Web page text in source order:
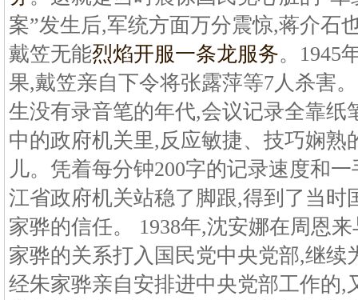
案”发生后,军统方面万分震惊,蒋介石
戴笠无能烈焰开服一条龙服务。1945
果,戴笠亲自下令将张露萍等7人杀害
生没有录音笔的年代,会议记录全靠纸
中的政府机关里,反应敏捷、技巧娴熟
儿。凭着每分钟200字的记录速度和
江省政府机关站稳了脚跟,得到了当时
家骅的信任。 1938年,沈安娜在周恩
家骅的关系打入国民党中央党部,继续
经朱家骅亲自安排进中央党部工作的,